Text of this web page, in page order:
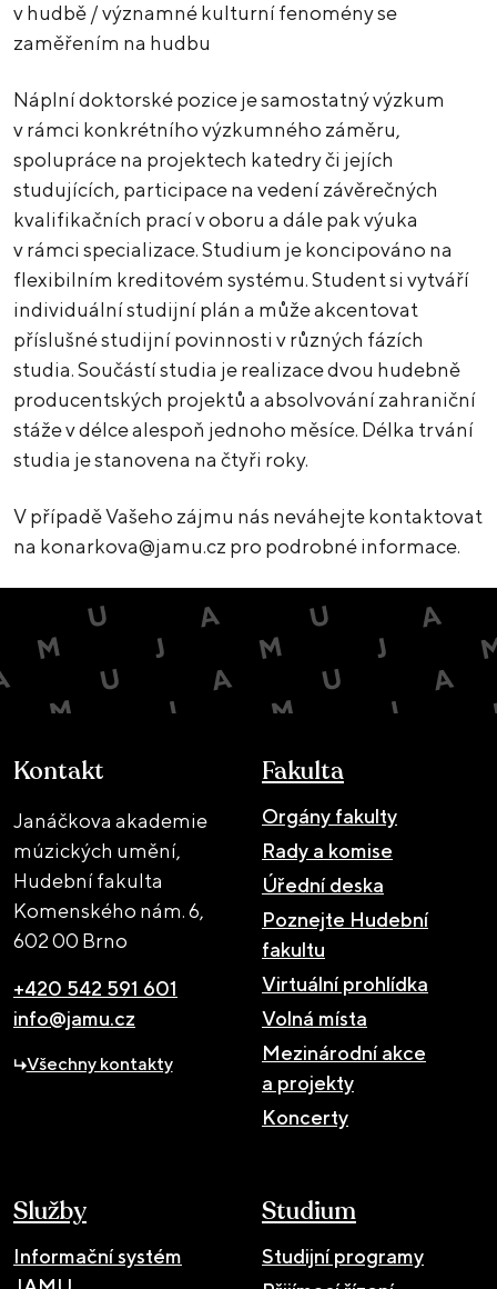
v hudbě / významné kulturní fenomény se
zaměřením na hudbu
Náplní doktorské pozice je samostatný výzkum
v rámci konkrétního výzkumného záměru,
spolupráce na projektech katedry či jejích
studujících, participace na vedení závěrečných
kvalifikačních prací v oboru a dále pak výuka
v rámci specializace. Studium je koncipováno na
flexibilním kreditovém systému. Student si vytváří
individuální studijní plán a může akcentovat
příslušné studijní povinnosti v různých fázích
studia. Součástí studia je realizace dvou hudebně
producentských projektů a absolvování zahraniční
stáže v délce alespoň jednoho měsíce. Délka trvání
studia je stanovena na čtyři roky.
V případě Vašeho zájmu nás neváhejte kontaktovat
na konarkova@jamu.cz pro podrobné informace.
Kontakt
Janáčkova akademie
múzických umění,
Hudební fakulta
Komenského nám. 6,
602 00 Brno
+420 542 591 601
info@jamu.cz
Všechny kontakty
Fakulta
Orgány fakulty
Rady a komise
Úřední deska
Poznejte Hudební
fakultu
Virtuální prohlídka
Volná místa
Mezinárodní akce
a projekty
Koncerty
Služby
Informační systém
Studium
Studijní programy